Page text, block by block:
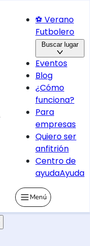
⚽ Verano
Futbolero
Buscar lugar
Eventos
Blog
¿Cómo
funciona?
Para
empresas
Quiero ser
anfitrión
Centro de
ayudaAyuda
Menú